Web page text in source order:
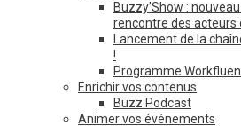
Buzzy’Show :
rencontre des acteurs
Lancement de la
!
Programme
Enrichir vos contenus
Buzz Podcast
Animer vos événements